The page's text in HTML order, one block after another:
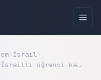
› İsrail›
öğrenci ka…